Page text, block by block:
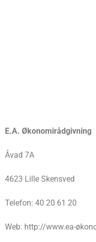
E.A. Økonomirådgivning
Åvad 7A
4623 Lille Skensved
Telefon: 40 20 61 20
Web: http://www.ea-